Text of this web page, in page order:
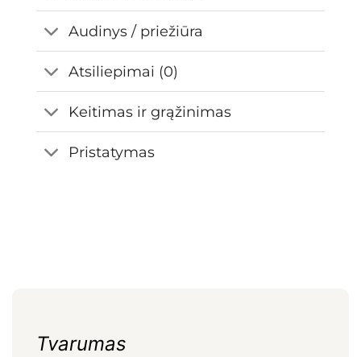
Audinys / priežiūra
Atsiliepimai (0)
Keitimas ir grąžinimas
Pristatymas
Tvarumas